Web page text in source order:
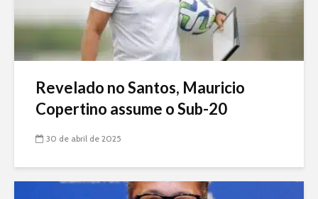
Revelado no Santos, Mauricio
Copertino assume o Sub-20
30 de abril de 2025